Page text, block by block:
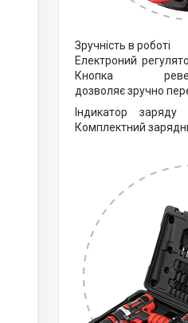
Зручність в роботі
Електроний
Кнопка
дозволяє зручно
Індикатор
Комплектний